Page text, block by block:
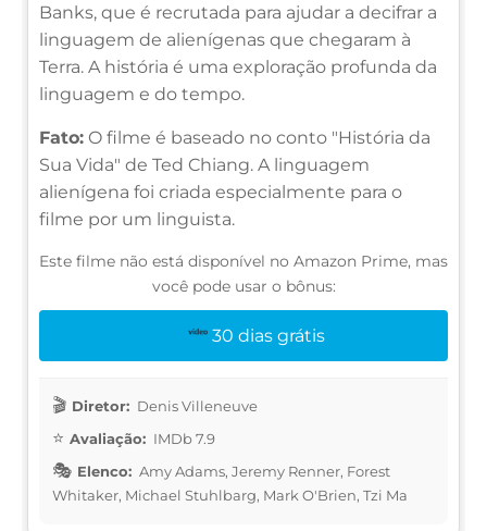
Banks, que é recrutada para ajudar a decifrar a
linguagem de alienígenas que chegaram à
Terra. A história é uma exploração profunda da
linguagem e do tempo.
Fato: O filme é baseado no conto "História da
Sua Vida" de Ted Chiang. A linguagem
alienígena foi criada especialmente para o
filme por um linguista.
Este filme não está disponível no Amazon Prime, mas
você pode usar o bônus:
30 dias grátis
Diretor: Denis Villeneuve
Avaliação: IMDb 7.9
Elenco: Amy Adams, Jeremy Renner, Forest
Whitaker, Michael Stuhlbarg, Mark O'Brien, Tzi Ma